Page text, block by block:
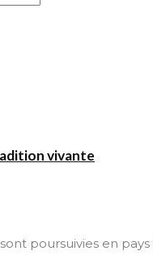
vivante
poursuivies en